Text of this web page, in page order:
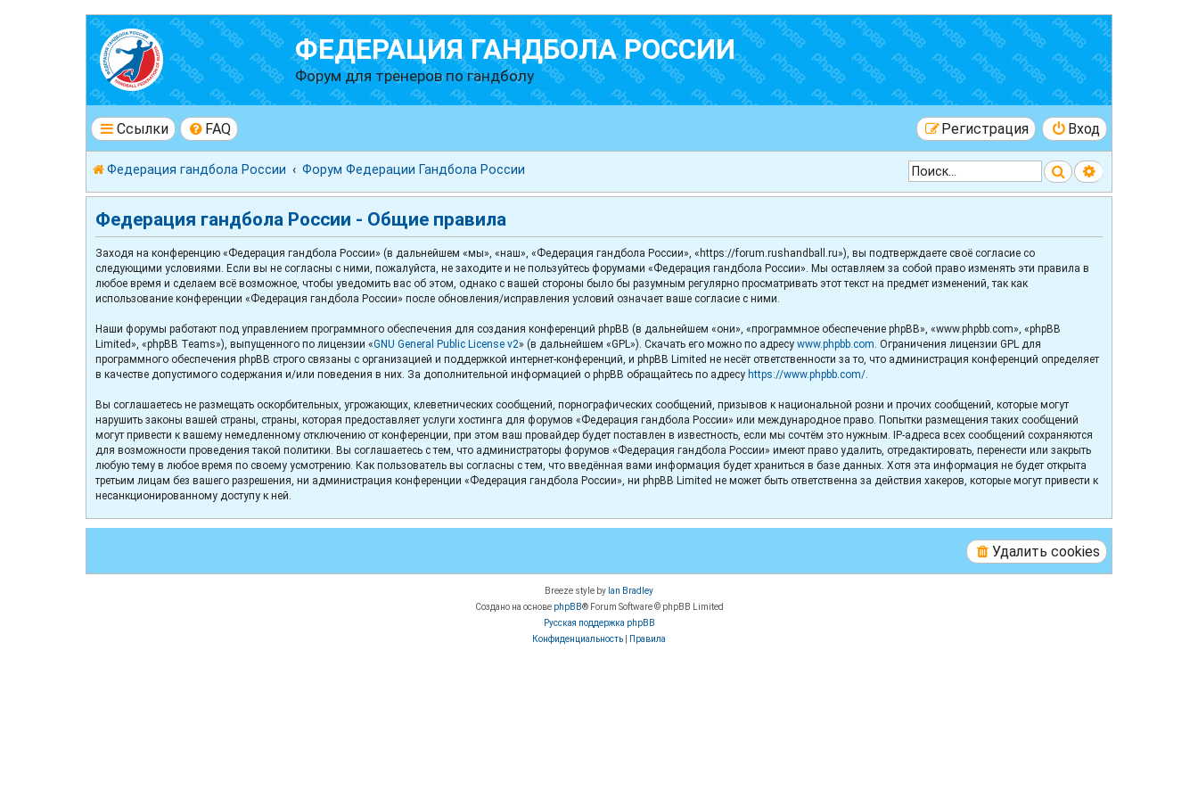
ФЕДЕРАЦИЯ ГАНДБОЛА РОССИИ
Форум для тренеров по гандболу
Ссылки FAQ Вход
Регистрация
Федерация гандбола России Форум Федерации Гандбола России ПоискРасширенный
Федерация гандбола России - Общие правила
Заходя на конференцию «Федерация гандбола России» (в дальнейшем «мы», «наш», «Федерация гандбола России», «https://forum.rushandball.ru»), вы подтверждаете своё согласие со
следующими условиями. Если вы не согласны с ними, пожалуйста, не заходите и не пользуйтесь форумами «Федерация гандбола России». Мы оставляем за собой право изменять эти правила в
любое время и сделаем всё возможное, чтобы уведомить вас об этом, однако с вашей стороны было бы разумным регулярно просматривать этот текст на предмет изменений, так как
использование конференции «Федерация гандбола России» после обновления/исправления условий означает ваше согласие с ними.
Наши форумы работают под управлением программного обеспечения для создания конференций phpBB (в дальнейшем «они», «программное обеспечение phpBB», «www.phpbb.com», «phpBB
Limited», «phpBB Teams»), выпущенного по лицензии «GNU General Public License v2» (в дальнейшем «GPL»). Скачать его можно по адресу www.phpbb.com. Ограничения лицензии GPL для
программного обеспечения phpBB строго связаны с организацией и поддержкой интернет-конференций, и phpBB Limited не несёт ответственности за то, что администрация конференций определяет
в качестве допустимого содержания и/или поведения в них. За дополнительной информацией о phpBB обращайтесь по адресу https://www.phpbb.com/.
Вы соглашаетесь не размещать оскорбительных, угрожающих, клеветнических сообщений, порнографических сообщений, призывов к национальной розни и прочих сообщений, которые могут
нарушить законы вашей страны, страны, которая предоставляет услуги хостинга для форумов «Федерация гандбола России» или международное право. Попытки размещения таких сообщений
могут привести к вашему немедленному отключению от конференции, при этом ваш провайдер будет поставлен в известность, если мы сочтём это нужным. IP-адреса всех сообщений сохраняются
для возможности проведения такой политики. Вы соглашаетесь с тем, что администраторы форумов «Федерация гандбола России» имеют право удалить, отредактировать, перенести или закрыть
любую тему в любое время по своему усмотрению. Как пользователь вы согласны с тем, что введённая вами информация будет храниться в базе данных. Хотя эта информация не будет открыта
третьим лицам без вашего разрешения, ни администрация конференции «Федерация гандбола России», ни phpBB Limited не может быть ответственна за действия хакеров, которые могут привести к
несанкционированному доступу к ней.
Удалить cookies
Breeze style by Ian Bradley
Создано на основе phpBB® Forum Software © phpBB Limited
Русская поддержка phpBB
Конфиденциальность
Правила